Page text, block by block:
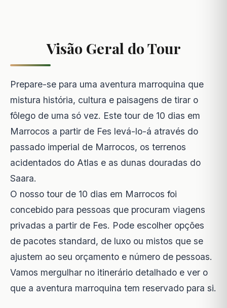
Visão Geral do Tour
Prepare-se para uma aventura marroquina que
mistura história, cultura e paisagens de tirar o
fôlego de uma só vez. Este tour de 10 dias em
Marrocos a partir de Fes levá-lo-á através do
passado imperial de Marrocos, os terrenos
acidentados do Atlas e as dunas douradas do
Saara.
O nosso tour de 10 dias em Marrocos foi
concebido para pessoas que procuram viagens
privadas a partir de Fes. Pode escolher opções
de pacotes standard, de luxo ou mistos que se
ajustem ao seu orçamento e número de pessoas.
Vamos mergulhar no itinerário detalhado e ver o
que a aventura marroquina tem reservado para si.